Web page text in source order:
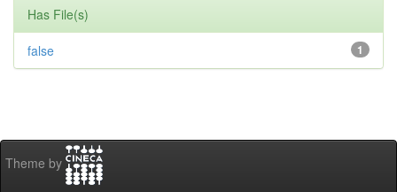
Has File(s)
1
false
Theme by